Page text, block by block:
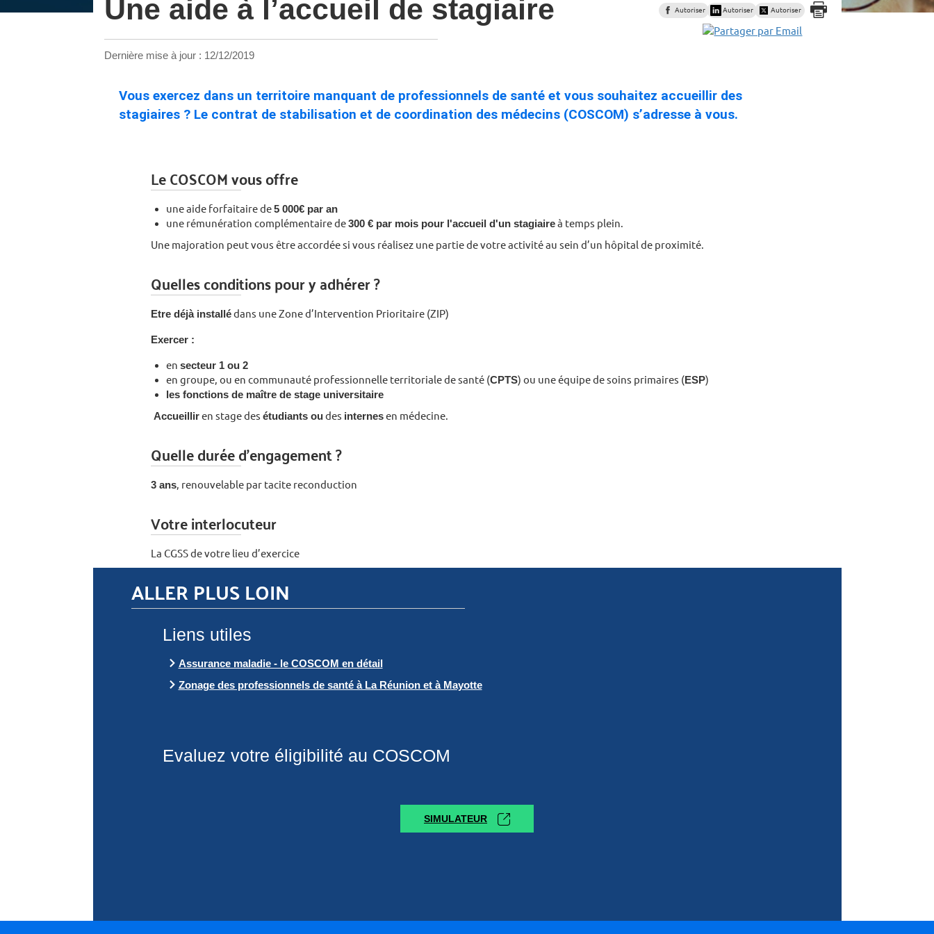
Une aide à l’accueil de stagiaire Autoriser Autoriser Autoriser
Dernière mise à jour : 12/12/2019
Vous exercez dans un territoire manquant de professionnels de santé et vous souhaitez accueillir des
stagiaires ? Le contrat de stabilisation et de coordination des médecins (COSCOM) s’adresse à vous.
Le COSCOM vous offre
une aide forfaitaire de5 000€ par an
une rémunération complémentaire de300 € par mois pour l'accueil d'un stagiaireà temps plein.
Une majoration peut vous être accordée si vous réalisez une partie de votre activité au sein d’un hôpital de proximité.
Quelles conditions pour y adhérer ?
Etre déjà installédans une Zone d’Intervention Prioritaire (ZIP)
Exercer :
en secteur 1 ou 2
en groupe, ou en communauté professionnelle territoriale de santé (CPTS) ou une équipe de soins primaires (ESP)
les fonctions de maître de stage universitaire
Accueilliren stage des étudiants oudes internesen médecine.
Quelle durée d'engagement ?
3 ans, renouvelable par tacite reconduction
Votre interlocuteur
La CGSS de votre lieu d’exercice
ALLER PLUS LOIN
Liens utiles
Assurance maladie - le COSCOM en détail
Zonage des professionnels de santé à La Réunion et à Mayotte
Evaluez votre éligibilité au COSCOM
SIMULATEUR